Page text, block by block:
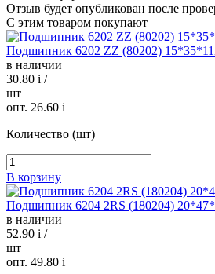
Отзыв будет опубликован после
С этим товаром покупают
Подшипник 6202 ZZ (80202)
в наличии
30.80 i /
шт
опт. 26.60 i
Количество (шт)
В корзину
Подшипник 6204 2RS (180204)
в наличии
52.90 i /
шт
опт. 49.80 i